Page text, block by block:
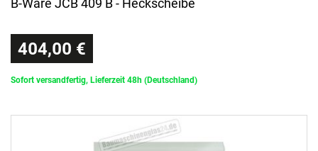
B-Ware JCB 409 B - Heckscheibe
404,00 €
Sofort versandfertig, Lieferzeit 48h (Deutschland)